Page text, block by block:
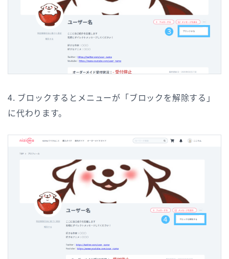
4. ブロックするとメニューが「ブロックを解除する」
に代わります。